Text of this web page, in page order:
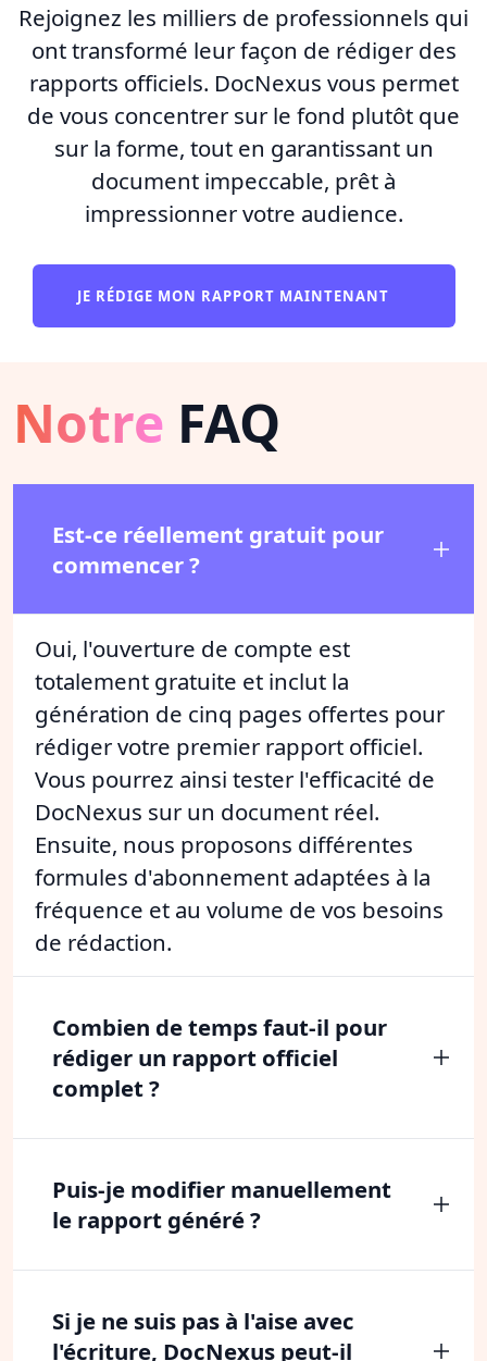
Rejoignez les milliers de professionnels qui
ont transformé leur façon de rédiger des
rapports officiels. DocNexus vous permet
de vous concentrer sur le fond plutôt que
sur la forme, tout en garantissant un
document impeccable, prêt à
impressionner votre audience.
JE RÉDIGE MON RAPPORT MAINTENANT
Notre FAQ
Est-ce réellement gratuit pour
commencer ?
Oui, l'ouverture de compte est
totalement gratuite et inclut la
génération de cinq pages offertes pour
rédiger votre premier rapport officiel.
Vous pourrez ainsi tester l'efficacité de
DocNexus sur un document réel.
Ensuite, nous proposons différentes
formules d'abonnement adaptées à la
fréquence et au volume de vos besoins
de rédaction.
Combien de temps faut-il pour
rédiger un rapport officiel
complet ?
Puis-je modifier manuellement
le rapport généré ?
Si je ne suis pas à l'aise avec
l'écriture, DocNexus peut-il